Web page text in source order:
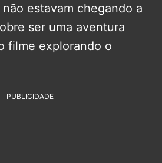
estavam chegando a
ser uma aventura
filme explorando o
PUBLICIDADE